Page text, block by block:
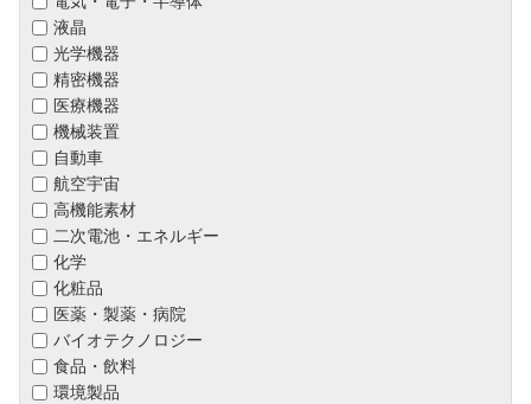
液晶
光学機器
精密機器
医療機器
機械装置
自動車
航空宇宙
高機能素材
二次電池・エネルギー
化学
化粧品
医薬・製薬・病院
バイオテクノロジー
食品・飲料
環境製品